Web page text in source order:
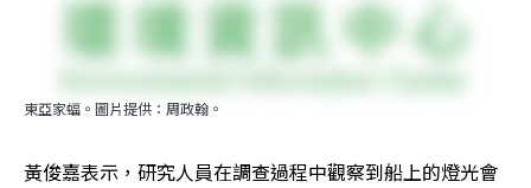
東亞家蝠。圖片提供：周政翰。
黃俊嘉表示，研究人員在調查過程中觀察到船上的燈光會